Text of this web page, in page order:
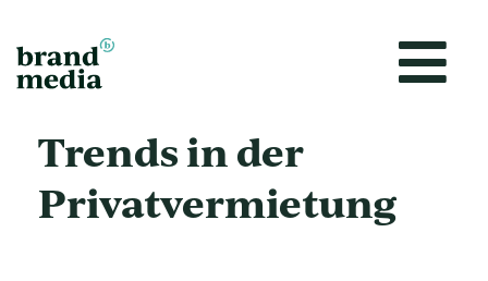
contenuto
Trends in der
Privatvermietung